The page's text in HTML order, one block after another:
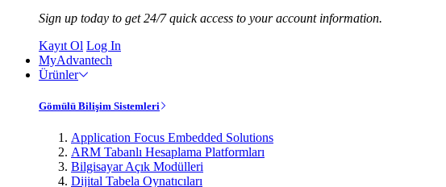
Sign up today to get 24/7 quick access to your account information.
Kayıt Ol Log In
MyAdvantech
Ürünler
Gömülü Bilişim Sistemleri
Application Focus Embedded Solutions
ARM Tabanlı Hesaplama Platformları
Bilgisayar Açık Modülleri
Dijital Tabela Oynatıcıları